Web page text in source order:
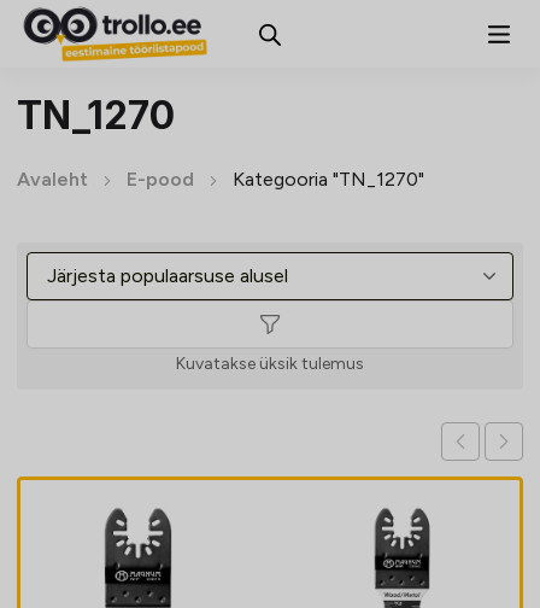
TN_1270
Avaleht E-pood Kategooria "TN_1270"
Kuvatakse üksik tulemus